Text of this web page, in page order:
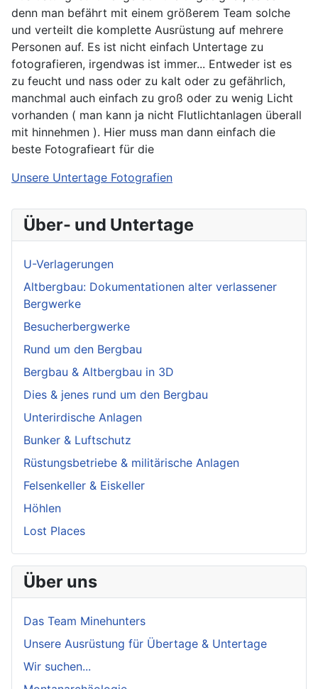
denn man befährt mit einem größerem Team solche
und verteilt die komplette Ausrüstung auf mehrere
Personen auf. Es ist nicht einfach Untertage zu
fotografieren, irgendwas ist immer... Entweder ist es
zu feucht und nass oder zu kalt oder zu gefährlich,
manchmal auch einfach zu groß oder zu wenig Licht
vorhanden ( man kann ja nicht Flutlichtanlagen überall
mit hinnehmen ). Hier muss man dann einfach die
beste Fotografieart für die
Unsere Untertage Fotografien
Über- und Untertage
U-Verlagerungen
Altbergbau: Dokumentationen alter verlassener
Bergwerke
Besucherbergwerke
Rund um den Bergbau
Bergbau & Altbergbau in 3D
Dies & jenes rund um den Bergbau
Unterirdische Anlagen
Bunker & Luftschutz
Rüstungsbetriebe & militärische Anlagen
Felsenkeller & Eiskeller
Höhlen
Lost Places
Über uns
Das Team Minehunters
Unsere Ausrüstung für Übertage & Untertage
Wir suchen...